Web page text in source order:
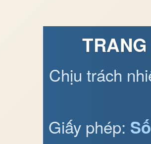
Chịu trách
Giấy phép: